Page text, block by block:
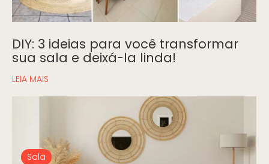
DIY: 3 ideias para você transformar
sua sala e deixá-la linda!
LEIA MAIS
Sala